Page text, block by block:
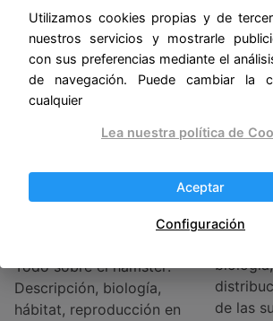
conejos como mascotas
Hámster dorado o
Todo sobre el hámster:
Descripción, biología,
hábitat, reproducción en
Lobo –
de las
Utilizamos cookies propias y de
nuestros servicios y mostrarle
con sus preferencias mediante el
de navegación. Puede cambiar la
cualquier
Lea nuestra política de
Aceptar
Configuración